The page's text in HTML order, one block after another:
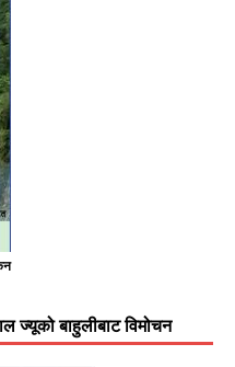
ज्यूको बाहुलीबाट विमोचन